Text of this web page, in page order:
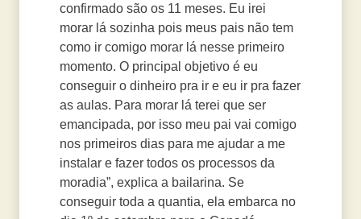
confirmado são os 11 meses. Eu irei
morar lá sozinha pois meus pais não tem
como ir comigo morar lá nesse primeiro
momento. O principal objetivo é eu
conseguir o dinheiro pra ir e eu ir pra fazer
as aulas. Para morar lá terei que ser
emancipada, por isso meu pai vai comigo
nos primeiros dias para me ajudar a me
instalar e fazer todos os processos da
moradia”, explica a bailarina. Se
conseguir toda a quantia, ela embarca no